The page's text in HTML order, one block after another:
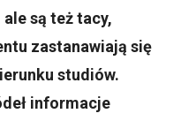
są też tacy,
zastanawiają się
studiów.
informacje